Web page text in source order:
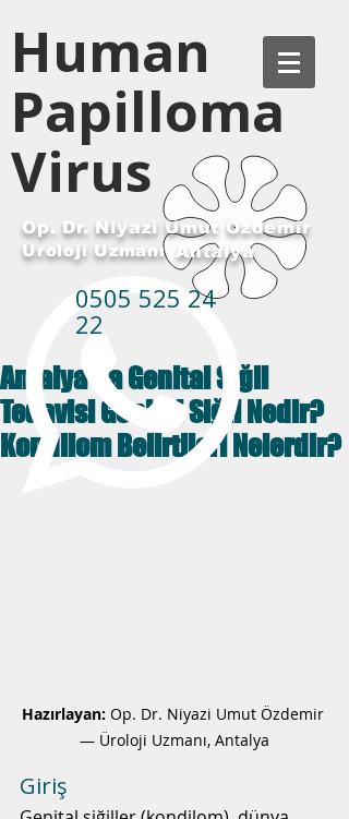
Human
Papilloma
Virus
Op. Dr. Niyazi Umut Özdemir
Üroloji Uzmanı
Antalya
0505 525 24
22
Antalya'da Genital Siğil
Tedavisi Genital Siğil Nedir?
Kondilom Belirtileri Nelerdir?
Hazırlayan: Op. Dr. Niyazi Umut Özdemir
— Üroloji Uzmanı, Antalya
Giriş